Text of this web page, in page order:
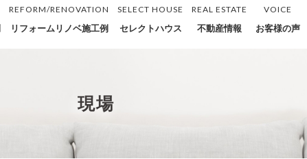
REFORM/RENOVATION
リフォームリノベ施工例
SELECT HOUSE
セレクトハウス
REAL ESTATE
不動産情報
VOICE
お客様の声
現場